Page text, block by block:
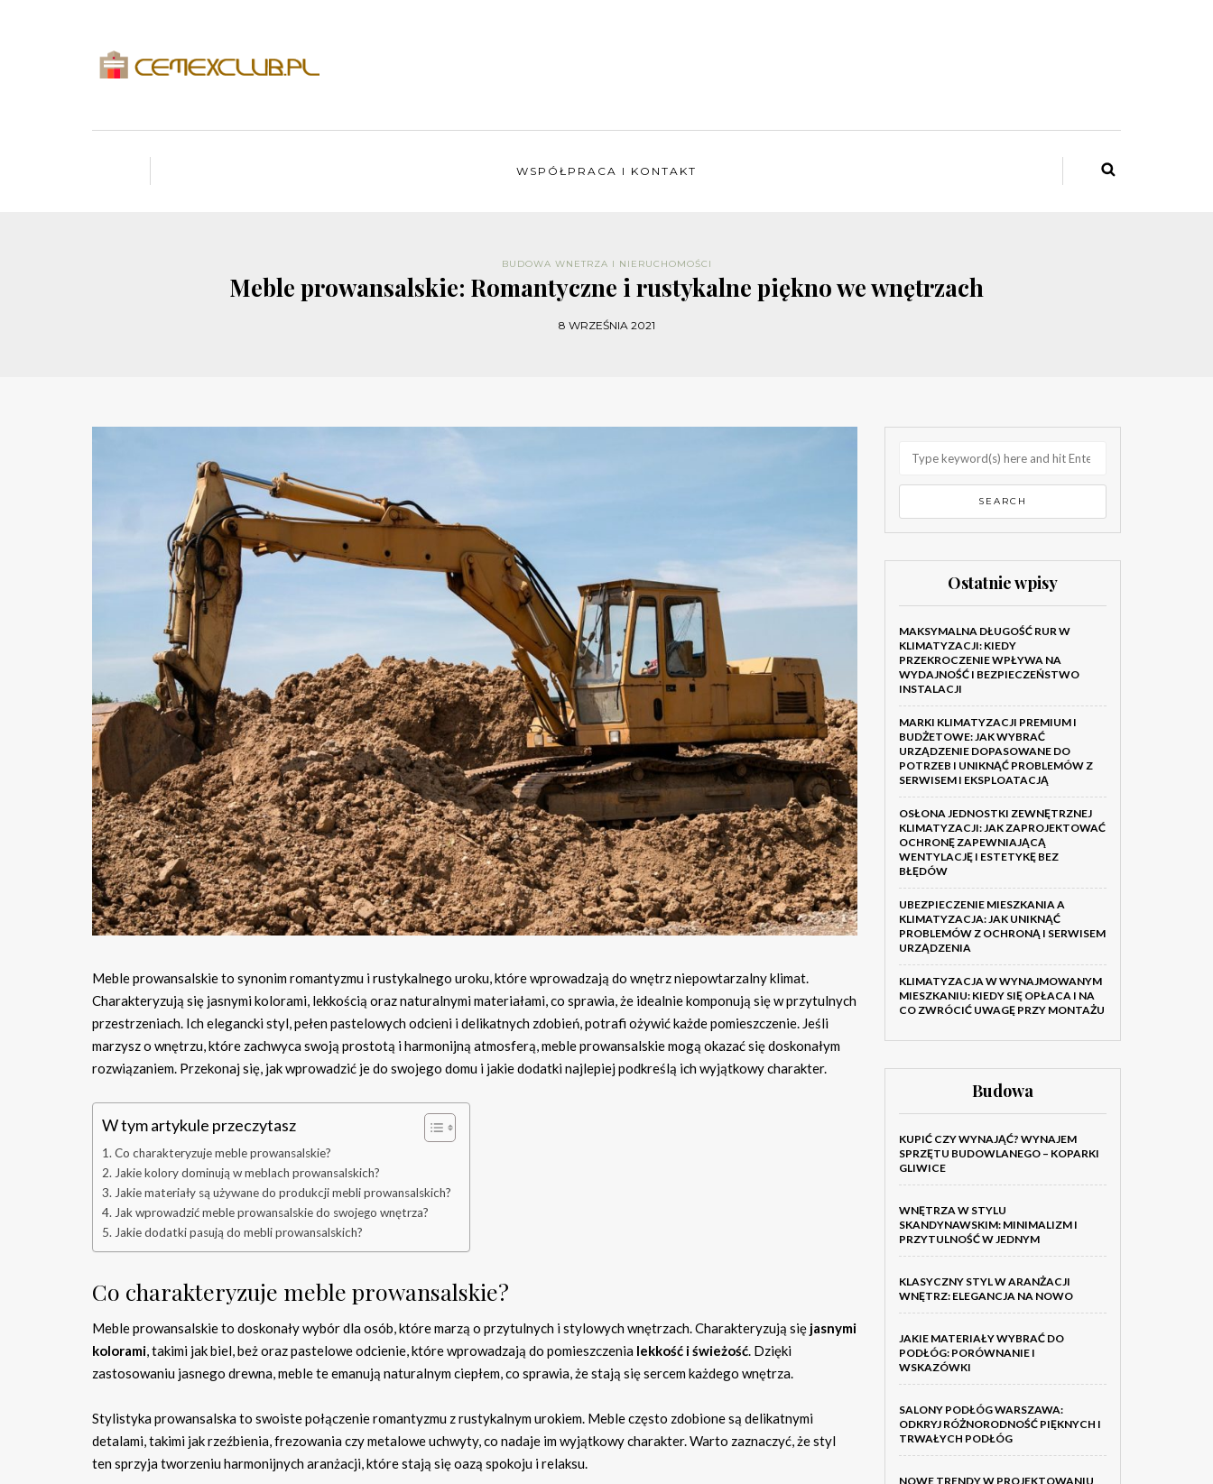
WSPÓŁPRACA I KONTAKT
BUDOWA WNETRZA I NIERUCHOMOŚCI
Meble prowansalskie: Romantyczne i rustykalne piękno we wnętrzach
8 WRZEŚNIA 2021
Meble prowansalskie to synonim romantyzmu i rustykalnego uroku, które wprowadzają do wnętrz niepowtarzalny klimat.
Charakteryzują się jasnymi kolorami, lekkością oraz naturalnymi materiałami, co sprawia, że idealnie komponują się w przytulnych
przestrzeniach. Ich elegancki styl, pełen pastelowych odcieni i delikatnych zdobień, potrafi ożywić każde pomieszczenie. Jeśli
marzysz o wnętrzu, które zachwyca swoją prostotą i harmonijną atmosferą, meble prowansalskie mogą okazać się doskonałym
rozwiązaniem. Przekonaj się, jak wprowadzić je do swojego domu i jakie dodatki najlepiej podkreślą ich wyjątkowy charakter.
W tym artykule przeczytasz
Co charakteryzuje meble prowansalskie?
Jakie kolory dominują w meblach prowansalskich?
Jakie materiały są używane do produkcji mebli prowansalskich?
Jak wprowadzić meble prowansalskie do swojego wnętrza?
Jakie dodatki pasują do mebli prowansalskich?
Co charakteryzuje meble prowansalskie?
Meble prowansalskie to doskonały wybór dla osób, które marzą o przytulnych i stylowych wnętrzach. Charakteryzują się jasnymi
kolorami, takimi jak biel, beż oraz pastelowe odcienie, które wprowadzają do pomieszczenia lekkość i świeżość. Dzięki
zastosowaniu jasnego drewna, meble te emanują naturalnym ciepłem, co sprawia, że stają się sercem każdego wnętrza.
Stylistyka prowansalska to swoiste połączenie romantyzmu z rustykalnym urokiem. Meble często zdobione są delikatnymi
detalami, takimi jak rzeźbienia, frezowania czy metalowe uchwyty, co nadaje im wyjątkowy charakter. Warto zaznaczyć, że styl
ten sprzyja tworzeniu harmonijnych aranżacji, które stają się oazą spokoju i relaksu.
Ostatnie wpisy
MAKSYMALNA DŁUGOŚĆ RUR W
KLIMATYZACJI: KIEDY
PRZEKROCZENIE WPŁYWA NA
WYDAJNOŚĆ I BEZPIECZEŃSTWO
INSTALACJI
MARKI KLIMATYZACJI PREMIUM I
BUDŻETOWE: JAK WYBRAĆ
URZĄDZENIE DOPASOWANE DO
POTRZEB I UNIKNĄĆ PROBLEMÓW Z
SERWISEM I EKSPLOATACJĄ
OSŁONA JEDNOSTKI ZEWNĘTRZNEJ
KLIMATYZACJI: JAK ZAPROJEKTOWAĆ
OCHRONĘ ZAPEWNIAJĄCĄ
WENTYLACJĘ I ESTETYKĘ BEZ
BŁĘDÓW
UBEZPIECZENIE MIESZKANIA A
KLIMATYZACJA: JAK UNIKNĄĆ
PROBLEMÓW Z OCHRONĄ I SERWISEM
URZĄDZENIA
KLIMATYZACJA W WYNAJMOWANYM
MIESZKANIU: KIEDY SIĘ OPŁACA I NA
CO ZWRÓCIĆ UWAGĘ PRZY MONTAŻU
Budowa
KUPIĆ CZY WYNAJĄĆ? WYNAJEM
SPRZĘTU BUDOWLANEGO – KOPARKI
GLIWICE
WNĘTRZA W STYLU
SKANDYNAWSKIM: MINIMALIZM I
PRZYTULNOŚĆ W JEDNYM
KLASYCZNY STYL W ARANŻACJI
WNĘTRZ: ELEGANCJA NA NOWO
JAKIE MATERIAŁY WYBRAĆ DO
PODŁÓG: PORÓWNANIE I
WSKAZÓWKI
SALONY PODŁÓG WARSZAWA:
ODKRYJ RÓŻNORODNOŚĆ PIĘKNYCH I
TRWAŁYCH PODŁÓG
NOWE TRENDY W PROJEKTOWANIU